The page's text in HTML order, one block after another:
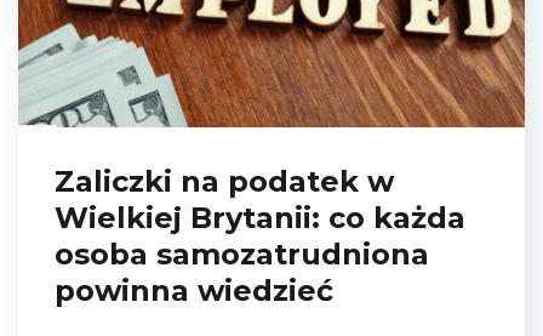
Zaliczki na podatek w
Wielkiej Brytanii: co każda
osoba samozatrudniona
powinna wiedzieć